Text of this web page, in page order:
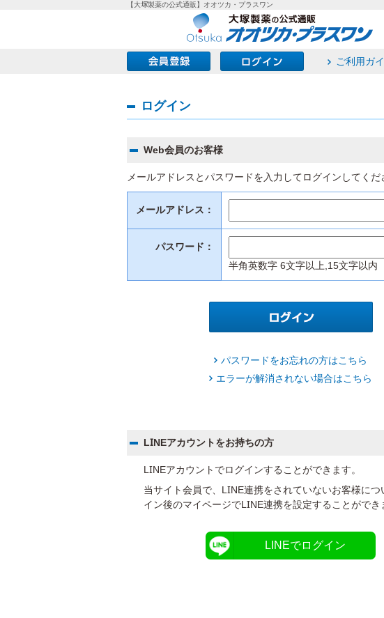
【大塚製薬の公式通販】オオツカ・プラスワン
ご利用ガ
ログイン
Web会員のお客様
メールアドレスとパスワードを入力してログインしてくだ
メールアドレス：
パスワード：
半角英数字 6文字以上,15文字以内
パスワードをお忘れの方はこちら
エラーが解消されない場合はこちら
LINEアカウントをお持ちの方
LINEアカウントでログインすることができます。
当サイト会員で、LINE連携をされていないお客様につ
イン後のマイページでLINE連携を設定することができ
LINEでログイン